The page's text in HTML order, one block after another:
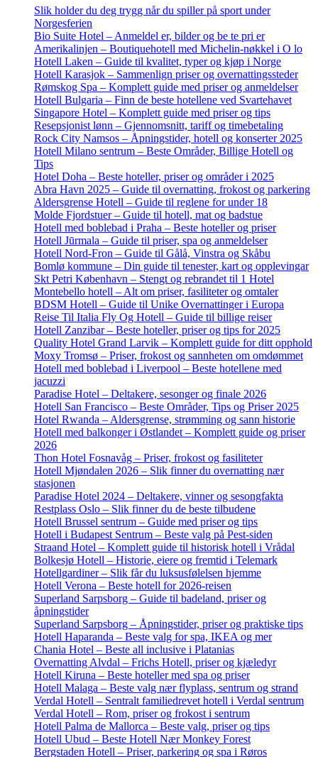
Slik holder du deg trygg når du spiller på sport under
Norgesferien
Bio Suite Hotel – Anmeldel er, bilder og be te pri er
Amerikalinjen – Boutiquehotell med Michelin-nøkkel i O lo
Hotell Laken – Guide til kvalitet, typer og kjøp i Norge
Hotell Karasjok – Sammenlign priser og overnattingssteder
Rømskog Spa – Komplett guide med priser og anmeldelser
Hotell Bulgaria – Finn de beste hotellene ved Svartehavet
Singapore Hotel – Komplett guide med priser og tips
Resepsjonist lønn – Gjennomsnitt, tariff og timebetaling
Rock City Namsos – Åpningstider, hotell og konserter 2025
Hotell Milano sentrum – Beste Områder, Billige Hotell og
Tips
Hotel Doha – Beste hoteller, priser og områder i 2025
Abra Havn 2025 – Guide til overnatting, frokost og parkering
Aldersgrense Hotell – Guide til reglene for under 18
Molde Fjordstuer – Guide til hotell, mat og badstue
Hotell med boblebad i Praha – Beste hoteller og priser
Hotell Jūrmala – Guide til priser, spa og anmeldelser
Hotell Nord-Fron – Guide til Gålå, Vinstra og Skåbu
Bomlø kommune – Din guide til tenester, kart og opplevingar
Skt Petri København – Stengt og rebrandet til 1 Hotel
Montebello hotell – Alt om priser, fasiliteter og omtaler
BDSM Hotell – Guide til Unike Overnattinger i Europa
Reise Til Italia Fly Og Hotell – Guide til billige reiser
Hotell Zanzibar – Beste hoteller, priser og tips for 2025
Quality Hotel Grand Larvik – Komplett guide for ditt opphold
Moxy Tromsø – Priser, frokost og sannheten om omdømmet
Hotell med boblebad i Liverpool – Beste hotellene med
jacuzzi
Paradise Hotel – Deltakere, sesonger og finale 2026
Hotell San Francisco – Beste Områder, Tips og Priser 2025
Hotel Rwanda – Aldersgrense, strømming og sann historie
Hotell med balkonger i Østlandet – Komplett guide og priser
2026
Thon Hotel Fosnavåg – Priser, frokost og fasiliteter
Hotell Mjøndalen 2026 – Slik finner du overnatting nær
stasjonen
Paradise Hotel 2024 – Deltakere, vinner og sesongfakta
Restplass Oslo – Slik finner du de beste tilbudene
Hotell Brussel sentrum – Guide med priser og tips
Hotell i Budapest Sentrum – Beste valg på Pest-siden
Straand Hotel – Komplett guide til historisk hotell i Vrådal
Bolkesjø Hotell – Historie, eiere og fremtid i Telemark
Hotellgardiner – Slik får du luksusfølelsen hjemme
Hotell Verona – Beste hotell for 2026-reisen
Superland Sarpsborg – Guide til badeland, priser og
åpningstider
Superland Sarpsborg – Åpningstider, priser og praktiske tips
Hotell Haparanda – Beste valg for spa, IKEA og mer
Chania Hotel – Beste all inclusive i Platanias
Overnatting Alvdal – Frichs Hotell, priser og kjæledyr
Hotell Kiruna – Beste hoteller med spa og priser
Hotell Malaga – Beste valg nær flyplass, sentrum og strand
Verdal Hotell – Sentralt familiedrevet hotell i Verdal sentrum
Verdal Hotell – Rom, priser og frokost i sentrum
Hotell Palma de Mallorca – Beste valg, priser og tips
Hotell Ubud – Beste Hotell Nær Monkey Forest
Bergstaden Hotell – Priser, parkering og spa i Røros